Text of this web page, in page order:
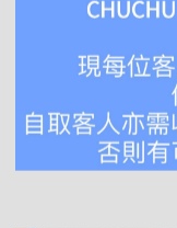
Ru63 間條短袖 27/7
HKD $278.00
加入購物車